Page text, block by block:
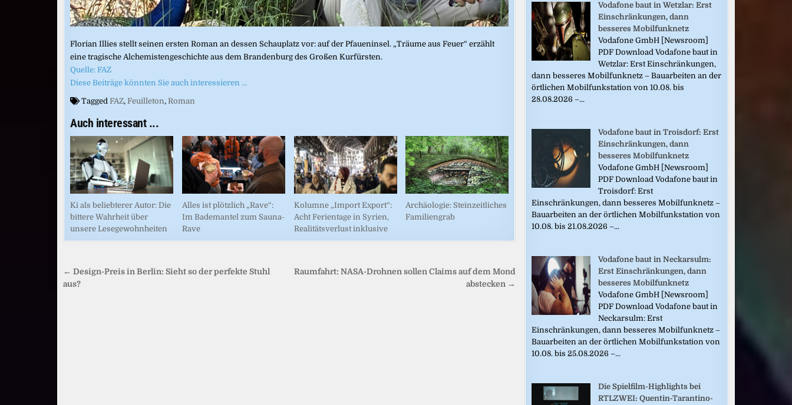
Florian Illies stellt seinen ersten Roman an dessen Schauplatz vor: auf der Pfaueninsel. „Träume aus Feuer“ erzählt
eine tragische Alchemistengeschichte aus dem Brandenburg des Großen Kurfürsten.
Quelle: FAZ
Diese Beiträge könnten Sie auch interessieren …
Tagged FAZ, Feuilleton, Roman
Auch interessant ...
Ki als beliebterer Autor: Die
bittere Wahrheit über
unsere Lesegewohnheiten
Alles ist plötzlich „Rave“:
Im Bademantel zum Sauna-
Rave
Kolumne „Import Export“:
Acht Ferientage in Syrien,
Realitätsverlust inklusive
Archäologie: Steinzeitliches
Familiengrab
Beitragsnavigation
Raumfahrt: NASA-Drohnen sollen Claims auf dem Mond
abstecken →
← Design-Preis in Berlin: Sieht so der perfekte Stuhl
aus?
Vodafone baut in Wetzlar: Erst
Einschränkungen, dann
besseres Mobilfunknetz
Vodafone GmbH [Newsroom]
PDF Download Vodafone baut in
Wetzlar: Erst Einschränkungen,
dann besseres Mobilfunknetz – Bauarbeiten an der
örtlichen Mobilfunkstation von 10.08. bis
28.08.2026 –...
Vodafone baut in Troisdorf: Erst
Einschränkungen, dann
besseres Mobilfunknetz
Vodafone GmbH [Newsroom]
PDF Download Vodafone baut in
Troisdorf: Erst
Einschränkungen, dann besseres Mobilfunknetz –
Bauarbeiten an der örtlichen Mobilfunkstation von
10.08. bis 21.08.2026 –...
Vodafone baut in Neckarsulm:
Erst Einschränkungen, dann
besseres Mobilfunknetz
Vodafone GmbH [Newsroom]
PDF Download Vodafone baut in
Neckarsulm: Erst
Einschränkungen, dann besseres Mobilfunknetz –
Bauarbeiten an der örtlichen Mobilfunkstation von
10.08. bis 25.08.2026 –...
Die Spielfilm-Highlights bei
RTLZWEI: Quentin-Tarantino-